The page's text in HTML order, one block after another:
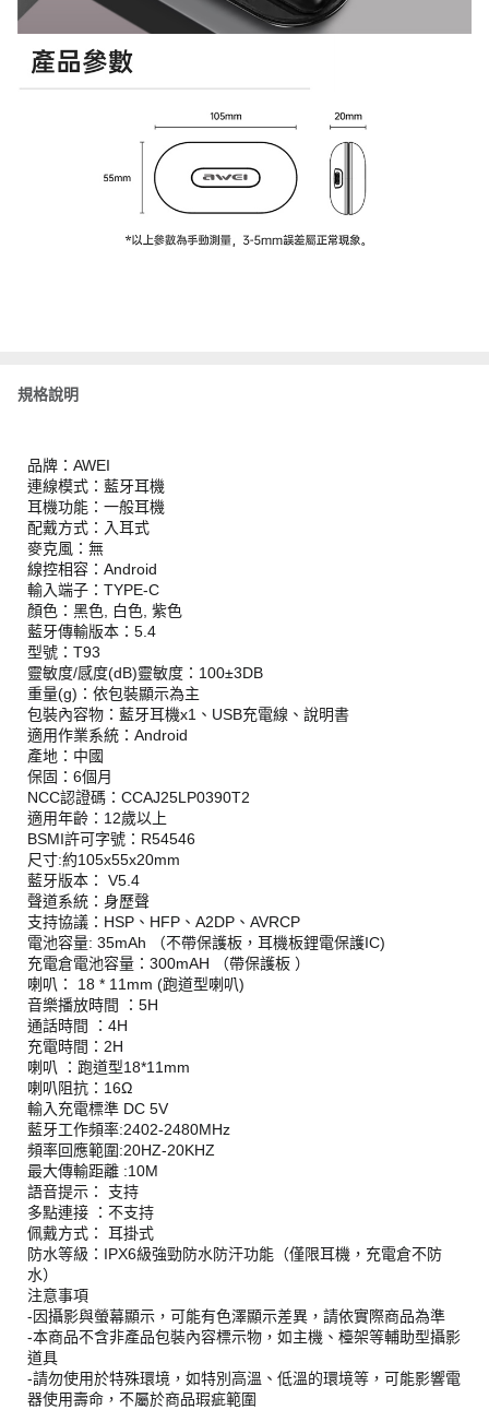
規格說明
品牌：AWEI
連線模式：藍牙耳機
耳機功能：一般耳機
配戴方式：入耳式
麥克風：無
線控相容：Android
輸入端子：TYPE-C
顏色：黑色, 白色, 紫色
藍牙傳輸版本：5.4
型號：T93
靈敏度/感度(dB)靈敏度：100±3DB
重量(g)：依包裝顯示為主
包裝內容物：藍牙耳機x1、USB充電線、說明書
適用作業系統：Android
產地：中國
保固：6個月
NCC認證碼：CCAJ25LP0390T2
適用年齡：12歲以上
BSMI許可字號：R54546
尺寸:約105x55x20mm
藍牙版本： V5.4
聲道系統：身歷聲
支持協議：HSP、HFP、A2DP、AVRCP
電池容量: 35mAh （不帶保護板，耳機板鋰電保護IC)
充電倉電池容量：300mAH （帶保護板 ）
喇叭： 18 * 11mm (跑道型喇叭)
音樂播放時間 ：5H
通話時間 ：4H
充電時間：2H
喇叭 ：跑道型18*11mm
喇叭阻抗：16Ω
輸入充電標準 DC 5V
藍牙工作頻率:2402-2480MHz
頻率回應範圍:20HZ-20KHZ
最大傳輸距離 :10M
語音提示： 支持
多點連接 ：不支持
佩戴方式： 耳掛式
防水等級：IPX6級強勁防水防汗功能（僅限耳機，充電倉不防
水）
注意事項
-因攝影與螢幕顯示，可能有色澤顯示差異，請依實際商品為準
-本商品不含非產品包裝內容標示物，如主機、檯架等輔助型攝影
道具
-請勿使用於特殊環境，如特別高溫、低溫的環境等，可能影響電
器使用壽命，不屬於商品瑕疵範圍